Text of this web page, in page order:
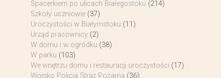
Spacerkiem po ulicach Białegostoku (214)
Szkoły uczniowie (37)
Uroczystości w Białymstoku (11)
Urząd pracownicy (2)
W domu i w ogródku (38)
W parku (103)
We wnętrzu domu i restauracji uroczystości (17)
Wojsko Policja Straż Pożarna (36)